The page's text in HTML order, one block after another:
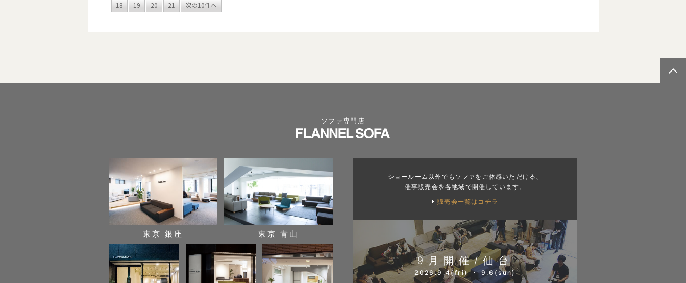
18
19 20 21 次の10件へ
ソファ専門店
東京 銀座 東京 青山
ショールーム以外でもソファをご体感いただける、
催事販売会を各地域で開催しています。
販売会一覧はコチラ
9月開催/仙台
2026.9.4(fri) ・ 9.6(sun)